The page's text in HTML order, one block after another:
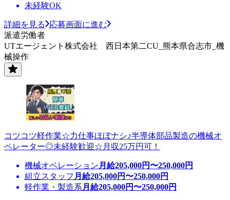
未経験OK
詳細を見る
応募画面に進む
派遣労働者
UTエージェント株式会社 西日本第二CU_熊本県合志市_機
械操作
コツコツ軽作業☆力仕事ほぼナシ♪半導体部品製造の機械オ
ペレーター◎未経験歓迎☆月収25万円可！
機械オペレーション 月給205,000円〜250,000円
組立スタッフ 月給205,000円〜250,000円
軽作業・製造系 月給205,000円〜250,000円